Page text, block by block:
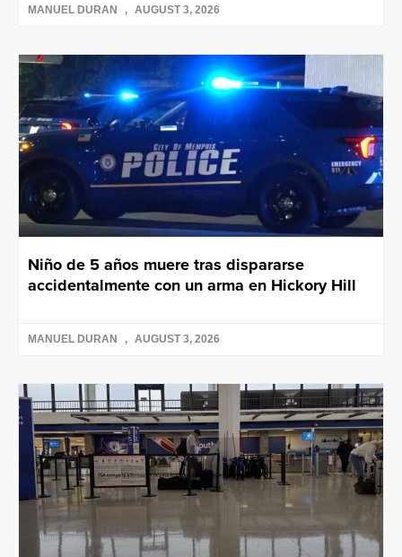
MANUEL DURAN AUGUST 3, 2026
Niño de 5 años muere tras dispararse
accidentalmente con un arma en Hickory Hill
MANUEL DURAN AUGUST 3, 2026